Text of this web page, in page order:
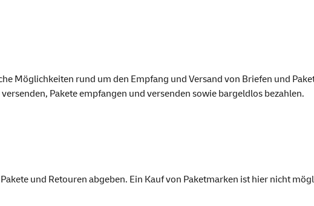
Möglichkeiten rund um den Empfang und Versand von Briefen und
Pakete empfangen und versenden sowie bargeldlos bezahlen.
und Retouren abgeben. Ein Kauf von Paketmarken ist hier nicht